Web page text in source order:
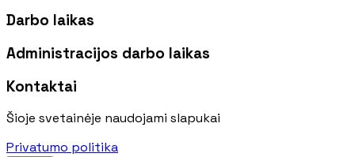
Darbo laikas
Administracijos darbo laikas
Kontaktai
Šioje svetainėje naudojami slapukai
Privatumo politika